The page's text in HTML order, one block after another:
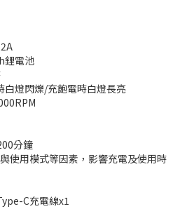
鋰電池
白燈閃爍/充飽電時白燈長亮
分鐘
使用模式等因素，影響充電及使用時
C充電線x1